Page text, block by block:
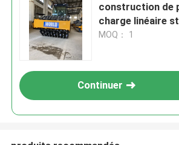
construction de
charge linéaire
280N/Cm
MOQ： 1
Continuer